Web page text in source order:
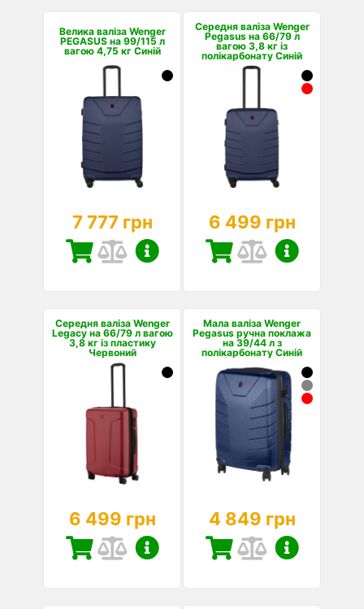
Велика валіза Wenger
PEGASUS на 99/115 л
вагою 4,75 кг Синій
7 777 грн
Середня валіза Wenger
Pegasus на 66/79 л
вагою 3,8 кг із
полікарбонату Синій
6 499 грн
Середня валіза Wenger
Legacy на 66/79 л вагою
3,8 кг із пластику
Червоний
6 499 грн
Мала валіза Wenger
Pegasus ручна поклажа
на 39/44 л з
полікарбонату Синій
4 849 грн